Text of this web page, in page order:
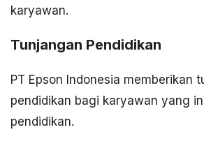
karyawan.
Tunjangan Pendidikan
PT Epson Indonesia memberikan
pendidikan bagi karyawan yang
pendidikan.